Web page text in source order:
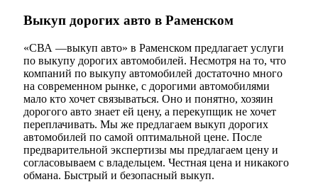
Выкуп дорогих авто в Раменском
«СВА —выкуп авто» в Раменском предлагает услуги
по выкупу дорогих автомобилей. Несмотря на то, что
компаний по выкупу автомобилей достаточно много
на современном рынке, с дорогими автомобилями
мало кто хочет связываться. Оно и понятно, хозяин
дорогого авто знает ей цену, а перекупщик не хочет
переплачивать. Мы же предлагаем выкуп дорогих
автомобилей по самой оптимальной цене. После
предварительной экспертизы мы предлагаем цену и
согласовываем с владельцем. Честная цена и никакого
обмана. Быстрый и безопасный выкуп.